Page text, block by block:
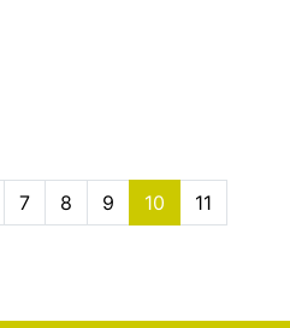
7 8 9 10
11